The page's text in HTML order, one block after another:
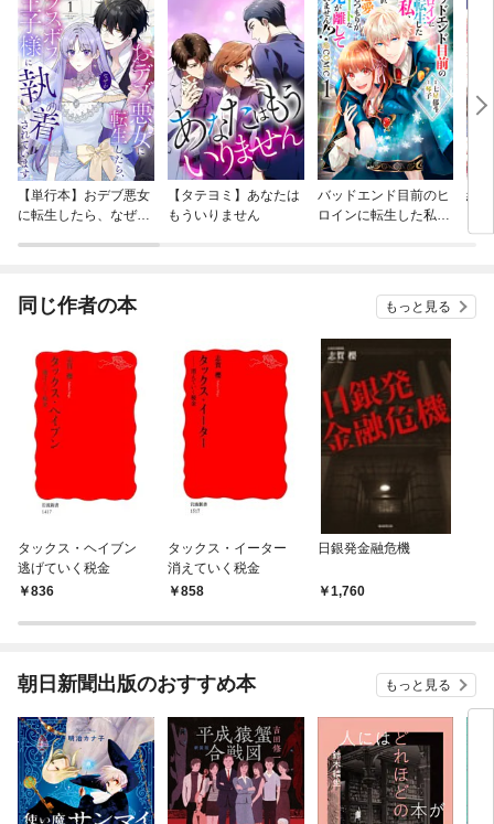
【単行本】おデブ悪女
に転生したら、なぜか
【タテヨミ】あなたは
もういりません
バッドエンド目前のヒ
ロインに転生した私、
結
同じ作者の本 もっと見る
タックス・ヘイブン
逃げていく税金
836
タックス・イーター
消えていく税金
858
日銀発金融危機
1,760
朝日新聞出版のおすすめ本 もっと見る